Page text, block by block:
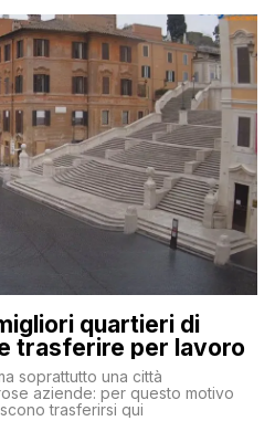
quartieri di
trasferire per lavoro
soprattutto una città
aziende: per questo motivo
trasferirsi qui